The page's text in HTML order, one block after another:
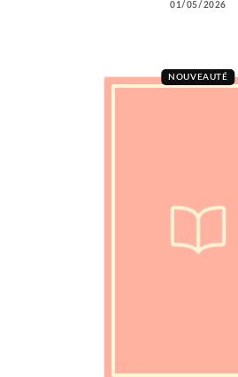
01/05/2026
NOUVEAUTÉ